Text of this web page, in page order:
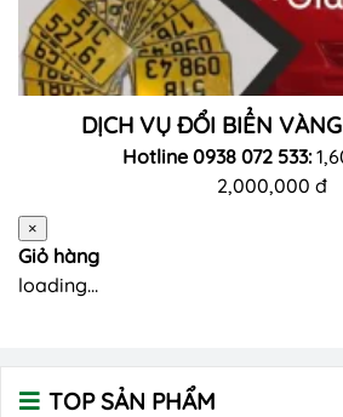
DỊCH VỤ ĐỔI BIỂN
Hotline 0938 072 533:
2,000,000 đ
×
Giỏ hàng
loading...
TOP SẢN PHẨM